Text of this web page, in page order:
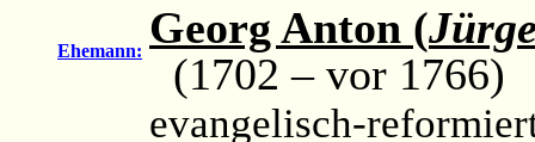
Ehemann: Georg Anton (
(1702 – vor 1766)
evangelisch-